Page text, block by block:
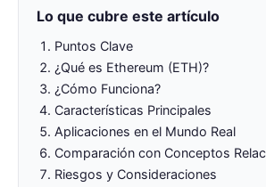
Lo que cubre este artículo
Puntos Clave
¿Qué es Ethereum (ETH)?
¿Cómo Funciona?
Características Principales
Aplicaciones en el Mundo Real
Comparación con Conceptos
Riesgos y Consideraciones